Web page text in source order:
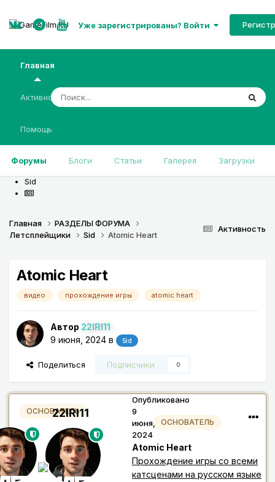
Уже зарегистрированы? Войти
Главная
Форумы Блоги Статьи Галерея Загрузки
Активность
Помощь
Sid
Активность
Главная
РАЗДЕЛЫ ФОРУМА
Летсплейщики
Sid Atomic Heart
Atomic Heart
видео прохождение игры atomic heart
Автор 22IRI11
9 июня, 2024 в Sid
Поделиться Подписчики 0
ОСНОВАТЕЛЬ
22IRI11
ОСНОВАТЕЛЬ
Опубликовано
9
июня,
2024
Atomic Heart
Прохождение игры со всеми
катсценами на русском языке